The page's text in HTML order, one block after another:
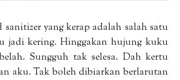
sanitizer yang kerap adalah salah satu
jadi kering. Hinggakan hujung kuku
Sungguh tak selesa. Dah kertu
aku. Tak boleh dibiarkan berlarutan